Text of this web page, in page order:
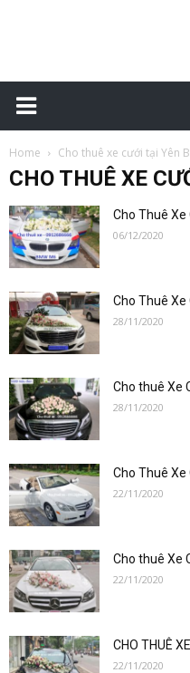
Home Cho thuê xe cưới tại Yên
CHO THUÊ XE
Cho Thuê
06/12/2020
Cho Thuê
28/11/2020
Cho thuê Xe
28/11/2020
Cho Thuê
22/11/2020
Cho thuê Xe
22/11/2020
CHO THUÊ
22/11/2020